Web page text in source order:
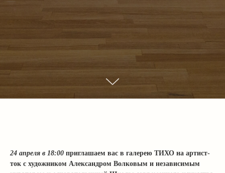
24 апреля в 18:00 приглашаем вас в галерею ТИХО на артист-
ток с художником Александром Волковым и независимым